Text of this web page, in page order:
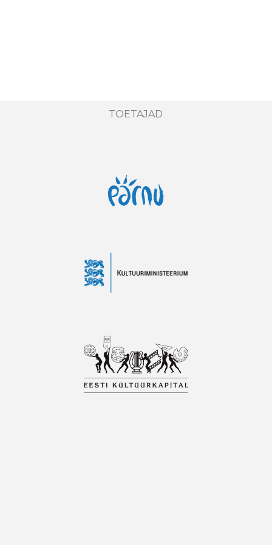
TOETAJAD